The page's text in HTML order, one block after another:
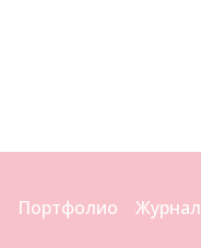
Портфолио Журнал